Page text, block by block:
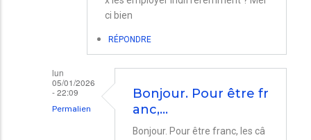
ci bien
RÉPONDRE
lun
05/01/2026
- 22:09
Permalien
Bonjour. Pour être fr
anc,…
Bonjour. Pour être franc, les câ